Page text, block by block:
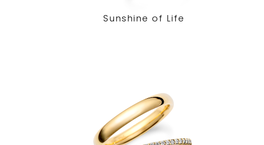
Sunshine of Life